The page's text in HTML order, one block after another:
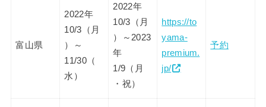
富山県
2022年
10/3（月
）～
11/30（
水）
2022年
10/3（月
）～2023
年
1/9（月
・祝）
https://to
yama-
premium.
jp/
予約